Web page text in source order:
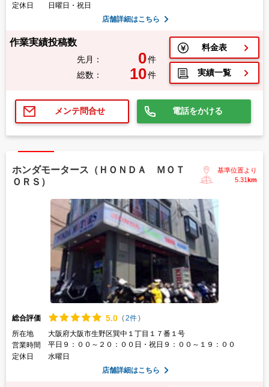
定休日
日曜日・祝日
店舗詳細はこちら
作業実績投稿数
先月： 0件
総数：
10件
料金表
実績一覧
メンテ問合せ 電話をかける
ホンダモータース（ＨＯＮＤＡ ＭＯＴ
ＯＲＳ）
基準位置より
5.31km
総合評価 5.0 (2件)
所在地
大阪府大阪市生野区巽中１丁目１７番１号
営業時間
平日９：００～２０：００日・祝日９：００～１９：００
定休日
水曜日
店舗詳細はこちら